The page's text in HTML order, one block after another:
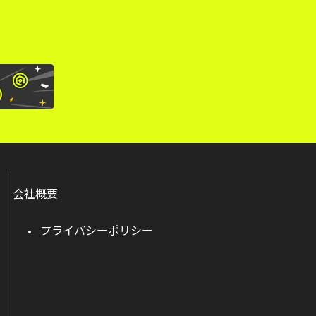
会社概要
プライバシーポリシー